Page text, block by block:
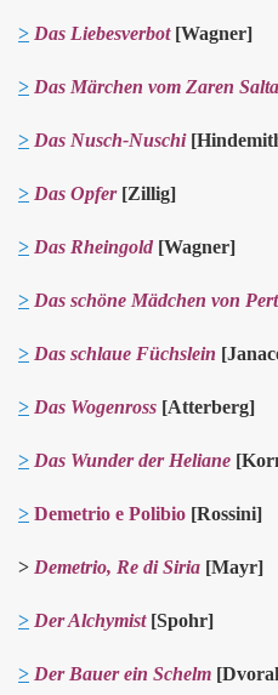
> Das Liebesverbot[Wagner]
> Das Märchen vom Zaren
> Das Nusch-Nuschi
> Das Opfer[Zillig]
> Das Rheingold [Wagner]
> Das schöne Mädchen von
> Das schlaue Füchslein
> Das Wogenross [Atterberg]
> Das Wunder der Heliane
> Demetrio e Polibio [Rossini]
> Demetrio, Re di Siria [Mayr]
> Der Alchymist[Spohr]
> Der Bauer ein Schelm